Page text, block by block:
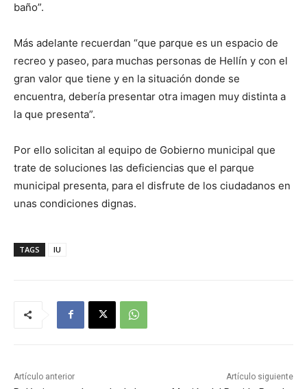
baño”.
Más adelante recuerdan “que parque es un espacio de
recreo y paseo, para muchas personas de Hellín y con el
gran valor que tiene y en la situación donde se
encuentra, debería presentar otra imagen muy distinta a
la que presenta”.
Por ello solicitan al equipo de Gobierno municipal que
trate de soluciones las deficiencias que el parque
municipal presenta, para el disfrute de los ciudadanos en
unas condiciones dignas.
TAGS IU
Artículo anterior Artículo siguiente